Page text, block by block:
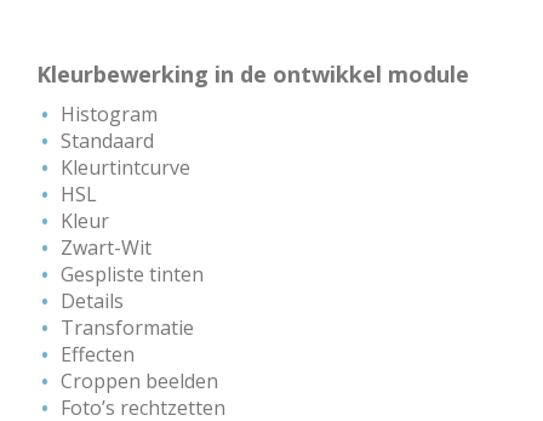
Kleurbewerking in de ontwikkel module
Histogram
Standaard
Kleurtintcurve
HSL
Kleur
Zwart-Wit
Gespliste tinten
Details
Transformatie
Effecten
Croppen beelden
Foto’s rechtzetten